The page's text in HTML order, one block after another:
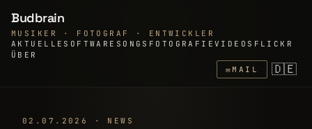
Budbrain
MUSIKER · FOTOGRAF · ENTWICKLER
AKTUELLE SOFTWARE SONGS FOTOGRAFIEVIDEOS FLICKR
ÜBER
✉MAIL 🇩🇪
02.07.2026 · NEWS